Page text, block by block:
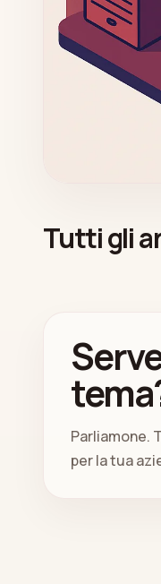
Tutti gli
Parliamone.
per la tua